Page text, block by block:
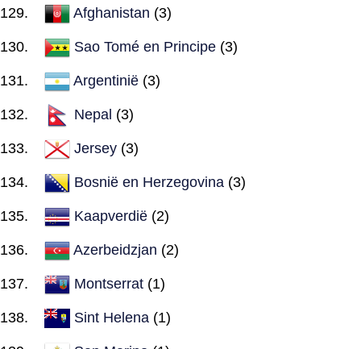
Afghanistan (3)
Sao Tomé en Principe (3)
Argentinië (3)
Nepal (3)
Jersey (3)
Bosnië en Herzegovina (3)
Kaapverdië (2)
Azerbeidzjan (2)
Montserrat (1)
Sint Helena (1)